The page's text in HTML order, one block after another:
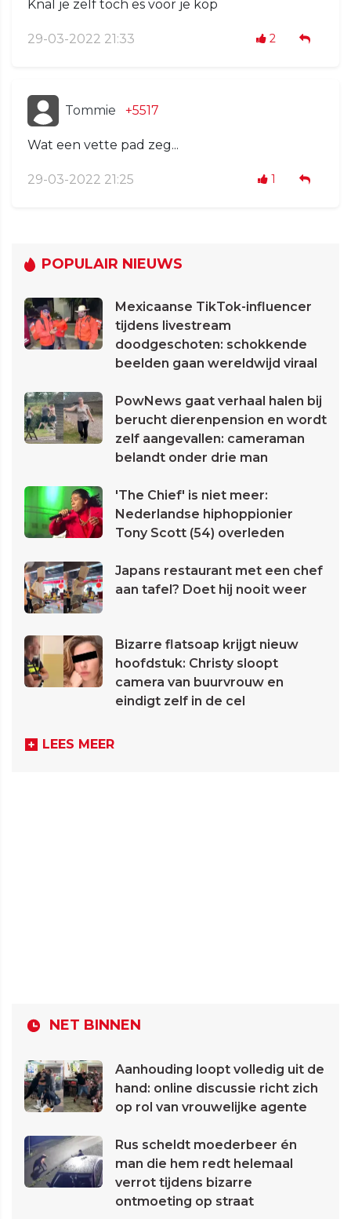
Knal je zelf toch es voor je kop
29-03-2022 21:33 2
Tommie +5517
Wat een vette pad zeg...
29-03-2022 21:25 1
POPULAIR NIEUWS
Mexicaanse TikTok-influencer
tijdens livestream
doodgeschoten: schokkende
beelden gaan wereldwijd viraal
PowNews gaat verhaal halen bij
berucht dierenpension en wordt
zelf aangevallen: cameraman
belandt onder drie man
'The Chief' is niet meer:
Nederlandse hiphoppionier
Tony Scott (54) overleden
Japans restaurant met een chef
aan tafel? Doet hij nooit weer
Bizarre flatsoap krijgt nieuw
hoofdstuk: Christy sloopt
camera van buurvrouw en
eindigt zelf in de cel
LEES MEER
NET BINNEN
Aanhouding loopt volledig uit de
hand: online discussie richt zich
op rol van vrouwelijke agente
Rus scheldt moederbeer én
man die hem redt helemaal
verrot tijdens bizarre
ontmoeting op straat